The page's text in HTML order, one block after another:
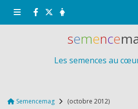
Semencemag (octobre 2012)
semence
Les semences au
Panneau de gestion des cookies